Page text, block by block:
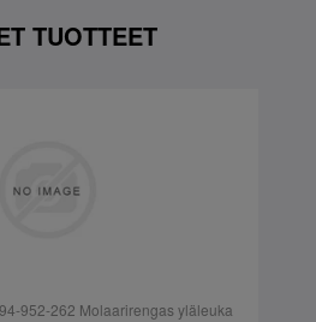
TUOTTEET
952-262 Molaarirengas yläleuka